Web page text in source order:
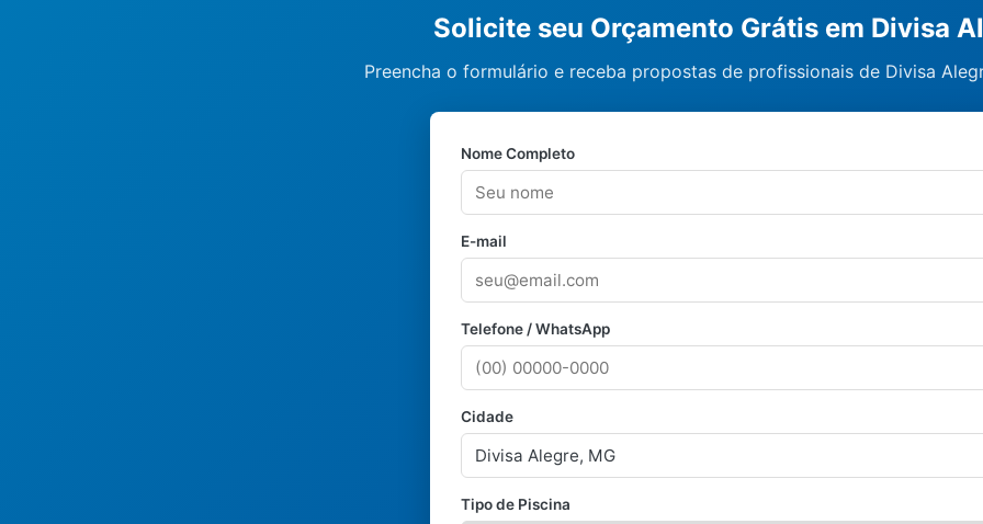
Solicite seu Orçamento Grátis em Divisa
Preencha o formulário e receba propostas de profissionais de Divisa
Nome Completo
E-mail
Telefone / WhatsApp
Cidade
Tipo de Piscina